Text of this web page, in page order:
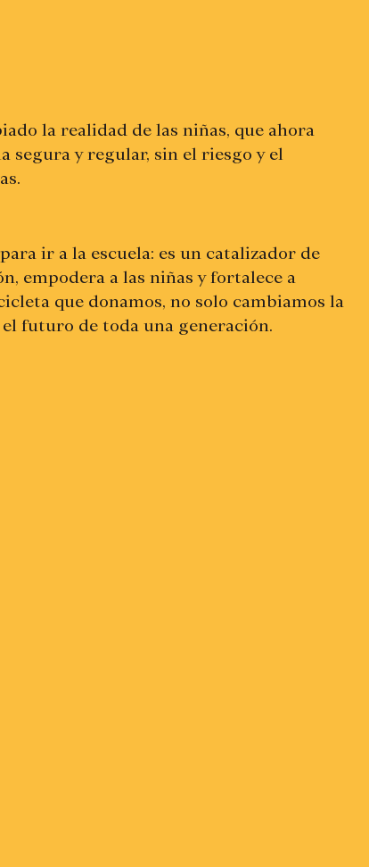
la realidad de las niñas, que ahora
segura y regular, sin el riesgo y el
ir a la escuela: es un catalizador de
empodera a las niñas y fortalece a
que donamos, no solo cambiamos la
futuro de toda una generación.